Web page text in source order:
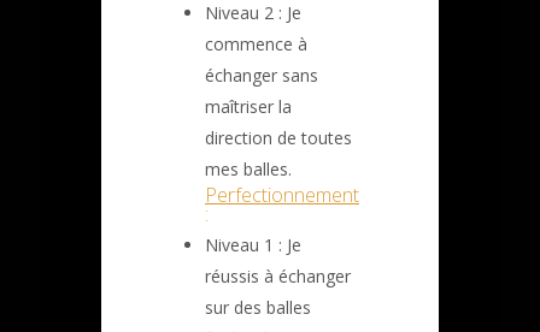
Niveau 2 : Je
commence à
échanger sans
maîtriser la
direction de toutes
mes balles.
Perfectionnement
:
Niveau 1 : Je
réussis à échanger
sur des balles